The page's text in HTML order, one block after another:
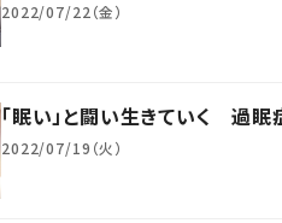
2022/07/22（金）
「眠い」と闘い生きていく 過
2022/07/19（火）